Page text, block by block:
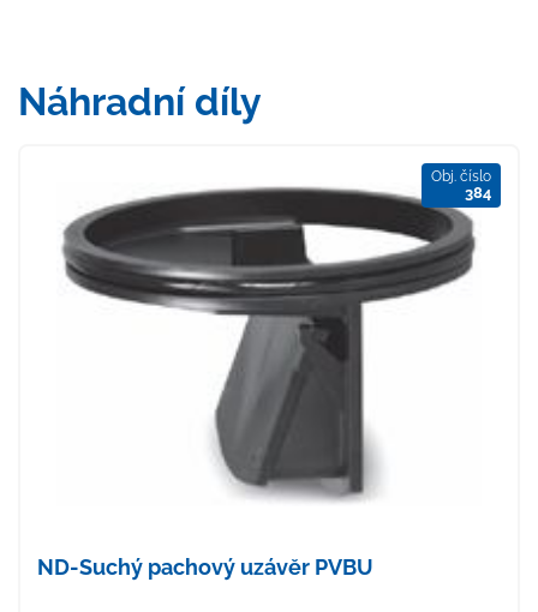
Náhradní díly
Obj. číslo
384
ND-Suchý pachový uzávěr PVBU